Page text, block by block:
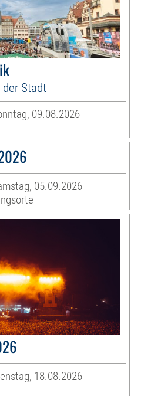
der Stadt
09.08.2026
05.09.2026
18.08.2026